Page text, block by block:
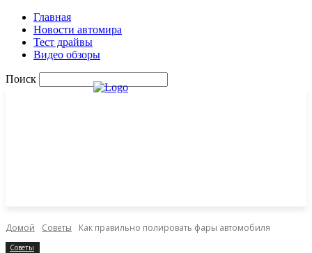
Главная
Новости автомира
Тест драйвы
Видео обзоры
Поиск
Домой Советы Как правильно полировать фары автомобиля
Советы